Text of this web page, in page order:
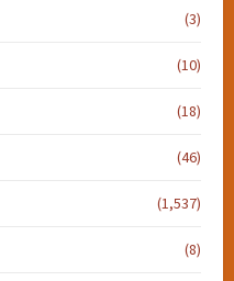
(3)
(10)
(18)
(46)
(1,537)
(8)